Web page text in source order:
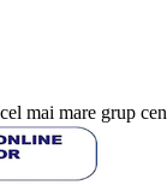
mai mare grup